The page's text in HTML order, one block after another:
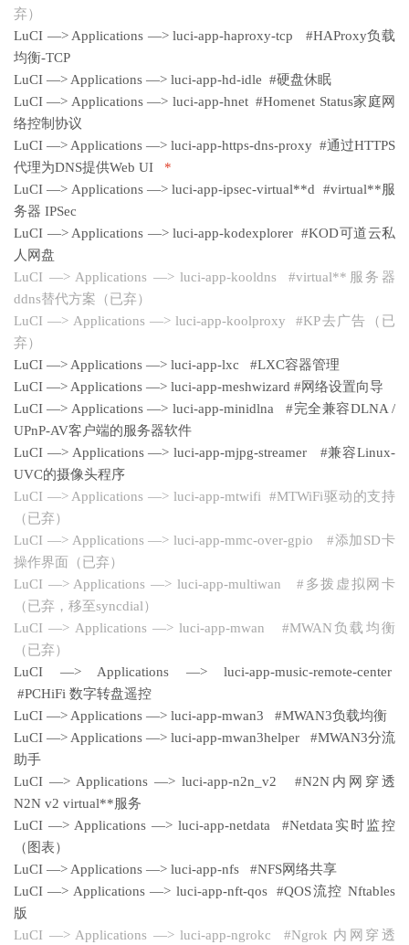
弃）
LuCI —> Applications —> luci-app-haproxy-tcp #HAProxy负载
均衡-TCP
LuCI —> Applications —> luci-app-hd-idle #硬盘休眠
LuCI —> Applications —> luci-app-hnet #Homenet Status家庭网
络控制协议
LuCI —> Applications —> luci-app-https-dns-proxy #通过HTTPS
代理为DNS提供Web UI *
LuCI —> Applications —> luci-app-ipsec-virtual**d #virtual**服
务器 IPSec
LuCI —> Applications —> luci-app-kodexplorer #KOD可道云私
人网盘
LuCI —> Applications —> luci-app-kooldns #virtual**服务器
ddns替代方案（已弃）
LuCI —> Applications —> luci-app-koolproxy #KP去广告（已
弃）
LuCI —> Applications —> luci-app-lxc #LXC容器管理
LuCI —> Applications —> luci-app-meshwizard #网络设置向导
LuCI —> Applications —> luci-app-minidlna #完全兼容DLNA /
UPnP-AV客户端的服务器软件
LuCI —> Applications —> luci-app-mjpg-streamer #兼容Linux-
UVC的摄像头程序
LuCI —> Applications —> luci-app-mtwifi #MTWiFi驱动的支持
（已弃）
LuCI —> Applications —> luci-app-mmc-over-gpio #添加SD卡
操作界面（已弃）
LuCI —> Applications —> luci-app-multiwan #多拨虚拟网卡
（已弃，移至syncdial）
LuCI —> Applications —> luci-app-mwan #MWAN负载均衡
（已弃）
LuCI —> Applications —> luci-app-music-remote-center
#PCHiFi 数字转盘遥控
LuCI —> Applications —> luci-app-mwan3 #MWAN3负载均衡
LuCI —> Applications —> luci-app-mwan3helper #MWAN3分流
助手
LuCI —> Applications —> luci-app-n2n_v2 #N2N内网穿透
N2N v2 virtual**服务
LuCI —> Applications —> luci-app-netdata #Netdata实时监控
（图表）
LuCI —> Applications —> luci-app-nfs #NFS网络共享
LuCI —> Applications —> luci-app-nft-qos #QOS流控 Nftables
版
LuCI —> Applications —> luci-app-ngrokc #Ngrok 内网穿透